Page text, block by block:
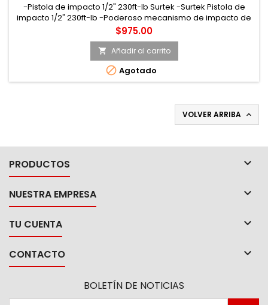
-Pistola de impacto 1/2" 230ft-lb Surtek -Surtek Pistola de
impacto 1/2" 230ft-lb -Poderoso mecanismo de impacto de
martillos gemelos (Twin hammer) -Marca Surtek
Precio
$975.00
 Añadir al carrito
 Agotado
VOLVER ARRIBA 
PRODUCTOS 
NUESTRA EMPRESA 
TU CUENTA 
CONTACTO 
BOLETÍN DE NOTICIAS